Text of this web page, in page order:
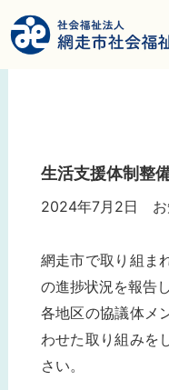
容
を
生活支援体制整
2024年7月2日
網走市で取り組ま
の進捗状況を報告し
各地区の協議体メ
わせた取り組みを
さい。